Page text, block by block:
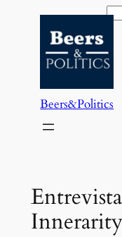
contenido
Beers&Politics
Innerarity